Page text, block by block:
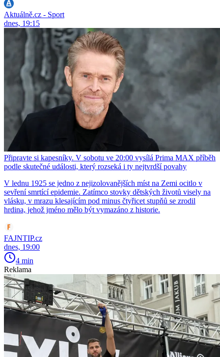
Aktuálně.cz - Sport
dnes, 19:15
Připravte si kapesníky. V sobotu ve 20:00 vysílá Prima MAX příběh
podle skutečné události, který rozseká i ty nejtvrdší povahy
V lednu 1925 se jedno z nejizolovanějších míst na Zemi ocitlo v
sevření smrtící epidemie. Zatímco stovky dětských životů visely na
vlásku, v mrazu klesajícím pod minus čtyřicet stupňů se zrodil
hrdina, jehož jméno mělo být vymazáno z historie.
FAJNTIP.cz
dnes, 19:00
4 min
Reklama